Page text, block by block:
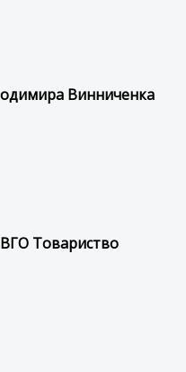
Винниченка
ВГО Товариство